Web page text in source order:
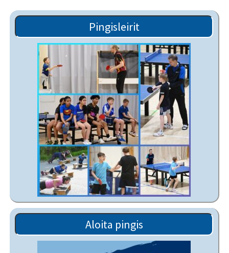
Pingisleirit
Aloita pingis